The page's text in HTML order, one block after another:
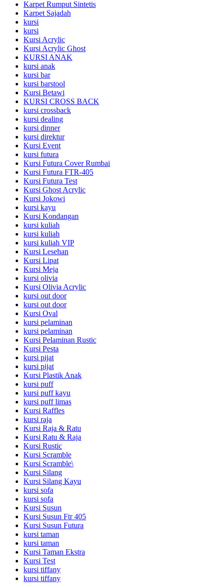
Karpet Rumput Sintetis
Karpet Sajadah
kursi
kursi
Kursi Acrylic
Kursi Acrylic Ghost
KURSI ANAK
kursi anak
kursi bar
kursi barstool
Kursi Betawi
KURSI CROSS BACK
kursi crossback
kursi dealing
kursi dinner
kursi direktur
Kursi Event
kursi futura
Kursi Futura Cover Rumbai
Kursi Futura FTR-405
Kursi Futura Test
Kursi Ghost Acrylic
Kursi Jokowi
kursi kayu
Kursi Kondangan
kursi kuliah
kursi kuliah
kursi kuliah VIP
Kursi Lesehan
Kursi Lipat
Kursi Meja
kursi olivia
Kursi Olivia Acrylic
kursi out door
kursi out door
Kursi Oval
kursi pelaminan
kursi pelaminan
Kursi Pelaminan Rustic
Kursi Pesta
kursi pijat
kursi pijat
Kursi Plastik Anak
kursi puff
kursi puff kayu
kursi puff limas
Kursi Raffles
kursi raja
Kursi Raja & Ratu
Kursi Ratu & Raja
Kursi Rustic
Kursi Scramble
Kursi Scramble\
Kursi Silang
Kursi Silang Kayu
kursi sofa
kursi sofa
Kursi Susun
Kursi Susun Ftr 405
Kursi Susun Futura
kursi taman
kursi taman
Kursi Taman Ekstra
Kursi Test
kursi tiffany
kursi tiffany